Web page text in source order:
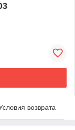
возврата